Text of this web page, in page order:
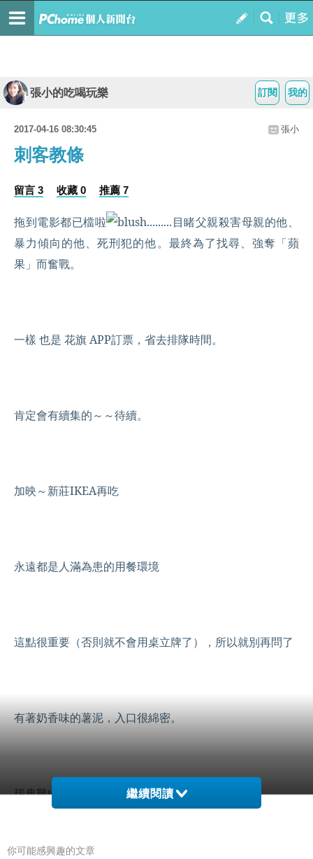
我的
訂閱
張小的吃喝玩樂
2017-04-16 08:30:45 張小
刺客教條
留言 3 收藏 0 推薦 7
拖到電影都已檔啦
.........目睹父親殺害母親的他、
暴力傾向的他、死刑犯的他。最終為了找尋、強奪「蘋
果」而奮戰。
一樣 也是 花旗 APP訂票，省去排隊時間。
肯定會有續集的～～待續。
加映～新莊IKEA再吃
永遠都是人滿為患的用餐環境
這點很重要（否則就不會用桌立牌了），所以就別再問了
有著奶香味的薯泥，入口很綿密。
瑞典雞肉丸子15顆 繼續閱讀
你可能感興趣的文章